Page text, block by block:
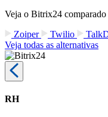
Veja o Bitrix24 comparado
Zoiper
Twilio
Veja todas as alternativas
RH